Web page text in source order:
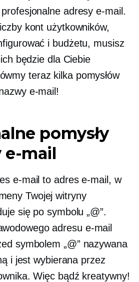
adresy e-mail.
kont użytkowników,
i budżetu, musisz
będzie dla Ciebie
teraz kilka pomysłów
e-mail!
pomysły
e-mail
e-mail to adres e-mail, w
Twojej witryny
się po symbolu „@”.
adresu e-mail
symbolem „@” nazywana
i jest wybierana przez
Więc bądź kreatywny!